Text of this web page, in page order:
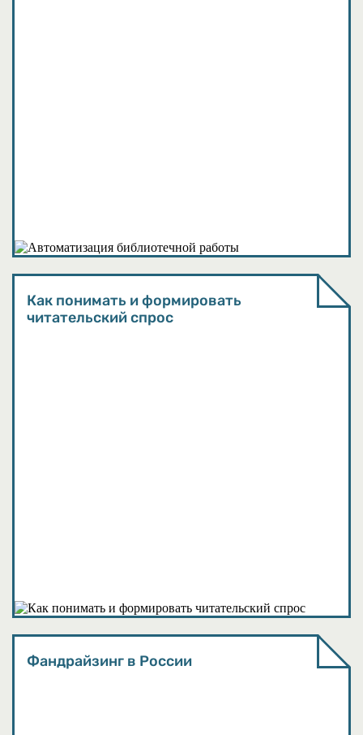
Как понимать и формировать
читательский спрос
Фандрайзинг в России